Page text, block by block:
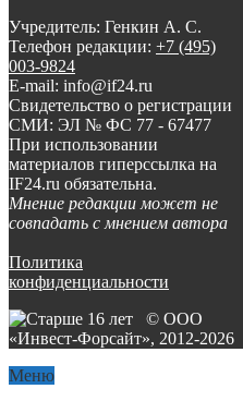
Учредитель: Генкин А. С.
Телефон редакции: +7 (495)
003-9824
E-mail: info@if24.ru
Свидетельство о регистрации
СМИ: ЭЛ № ФС 77 - 67477
При использовании
материалов гиперссылка на
IF24.ru обязательна.
Мнение редакции может не
совпадать с мнением автора
Политика
конфиденциальности
© ООО
«Инвест-Форсайт», 2012-2026
Меню